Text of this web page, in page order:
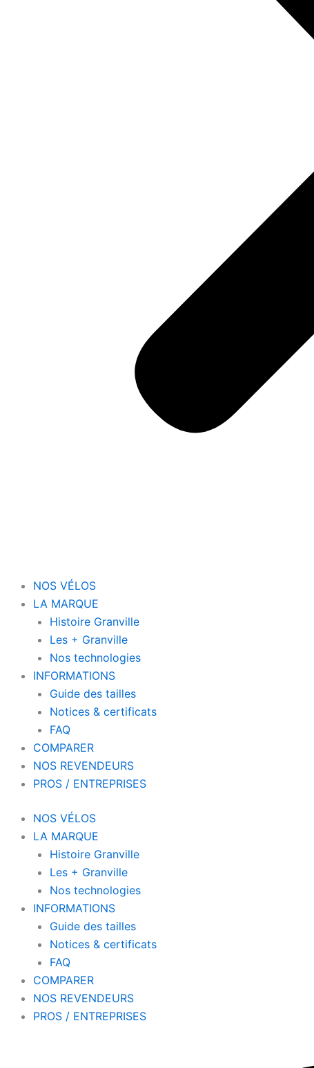
NOS VÉLOS
LA MARQUE
Histoire Granville
Les + Granville
Nos technologies
INFORMATIONS
Guide des tailles
Notices & certificats
FAQ
COMPARER
NOS REVENDEURS
PROS / ENTREPRISES
NOS VÉLOS
LA MARQUE
Histoire Granville
Les + Granville
Nos technologies
INFORMATIONS
Guide des tailles
Notices & certificats
FAQ
COMPARER
NOS REVENDEURS
PROS / ENTREPRISES